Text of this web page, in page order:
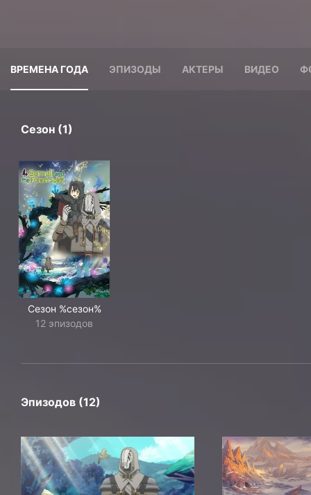
ВРЕМЕНА ГОДА ЭПИЗОДЫ АКТЕРЫ ВИДЕО
Сезон (1)
Сезон %сезон%
12 эпизодов
Эпизодов (12)